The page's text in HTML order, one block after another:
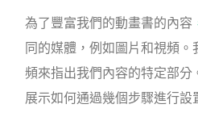
為了豐富我們的動畫書的內容
同的媒體，例如圖片和視頻
頻來指出我們內容的特定部
展示如何通過幾個步驟進行設